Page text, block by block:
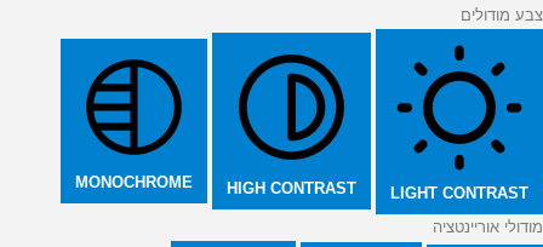
צבע מודולים
LIGHT CONTRAST
HIGH CONTRAST
MONOCHROME
מודולי אוריינטציה